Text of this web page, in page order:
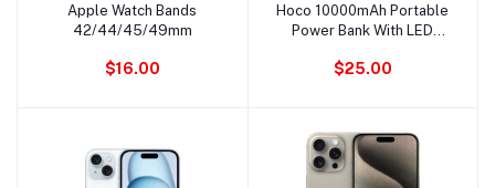
Ajouter au panier
Apple Watch Bands
42/44/45/49mm
$16.00
Ajouter au panier
Hoco 10000mAh Portable
Power Bank With LED
$25.00